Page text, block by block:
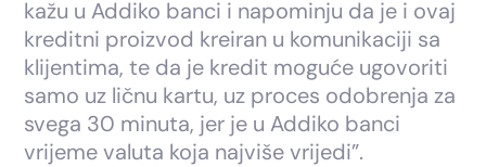
kažu u Addiko banci i napominju da je i ovaj
kreditni proizvod kreiran u komunikaciji sa
klijentima, te da je kredit moguće ugovoriti
samo uz ličnu kartu, uz proces odobrenja za
svega 30 minuta, jer je u Addiko banci
vrijeme valuta koja najviše vrijedi”.